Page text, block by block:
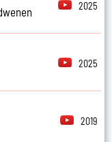
2025
2025
2019